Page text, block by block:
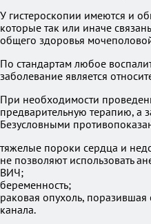
У гистероскопии имеются и
которые так или иначе
общего здоровья
По стандартам любое
заболевание является
При необходимости
предварительную терапию, а
Безусловными
тяжелые пороки сердца и
не позволяют использовать
ВИЧ;
беременность;
раковая опухоль, поразившая
канала.